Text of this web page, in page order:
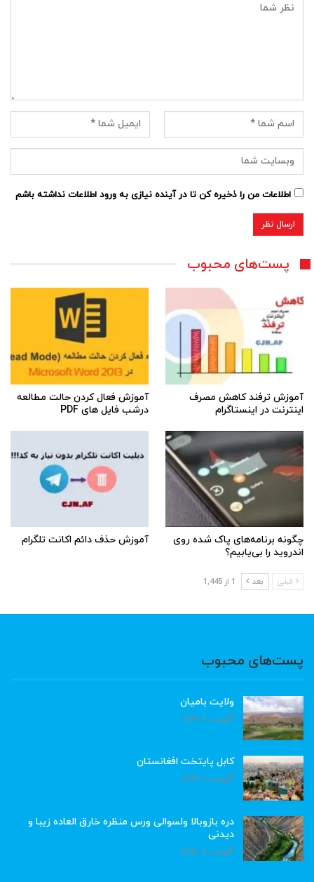
اطلاعات من را ذخیره کن تا در آینده نیازی به ورود اطلاعات نداشته باشم
پست‌های محبوب
آموزش ترفند کاهش مصرف
اینترنت در اینستاگرام
آموزش فعال کردن حالت مطالعه
درشب فایل های PDF
چگونه برنامه‌های پاک شده روی
اندروید را بی‌یابیم؟
آموزش حذف دائم اکانت تلگرام
قبلی بعد 1 از 1,445
پست‌های محبوب
ولایت بامیان
آگوست 6, 2026
کابل پایتخت افغانستان
آگوست 6, 2026
دره بازوبالا ولسوالی ورس منظره خارق العاده زیبا و
دیدنی
آگوست 6, 2026